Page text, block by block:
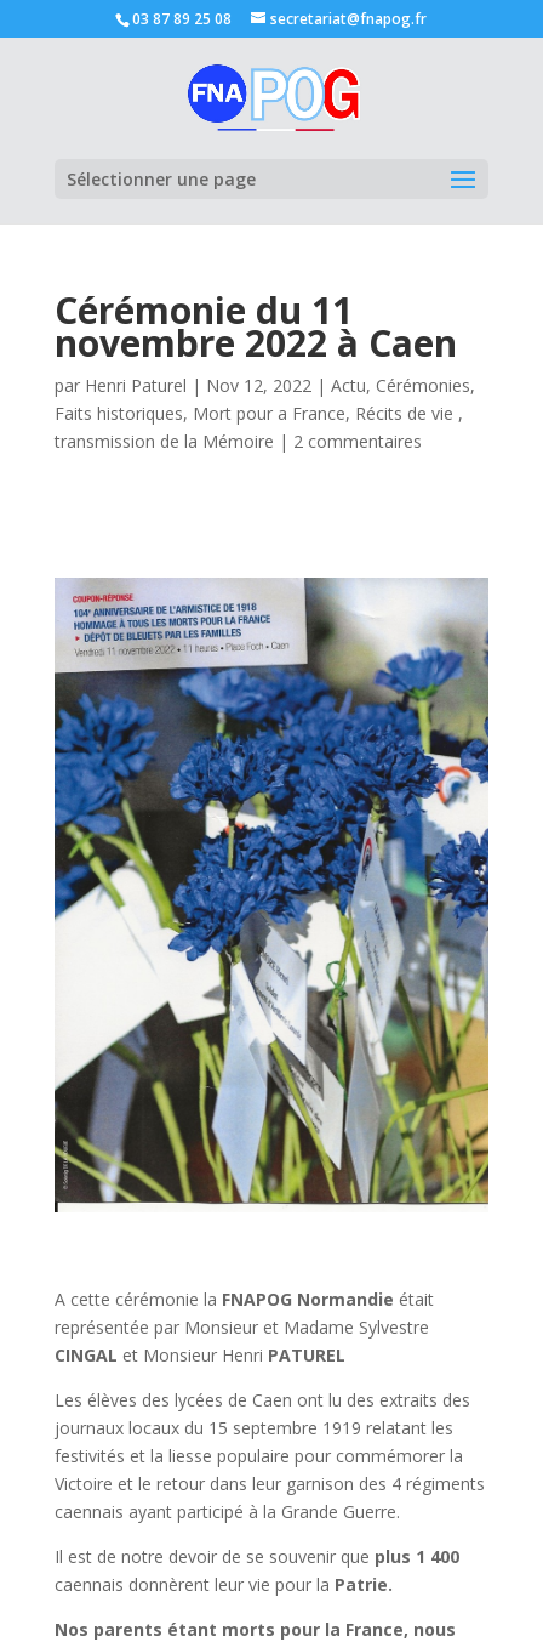
03 87 89 25 08 secretariat@fnapog.fr
Sélectionner une page
Cérémonie du 11
novembre 2022 à Caen
par Henri Paturel | Nov 12, 2022| Actu, Cérémonies,
Faits historiques, Mort pour a France, Récits de vie ,
transmission de la Mémoire | 2 commentaires
A cette cérémonie la FNAPOG Normandie était
représentée par Monsieur et Madame Sylvestre
CINGAL et Monsieur Henri PATUREL
Les élèves des lycées de Caen ont lu des extraits des
journaux locaux du 15 septembre 1919 relatant les
festivités et la liesse populaire pour commémorer la
Victoire et le retour dans leur garnison des 4 régiments
caennais ayant participé à la Grande Guerre.
Il est de notre devoir de se souvenir que plus 1 400
caennais donnèrent leur vie pour la Patrie.
Nos parents étant morts pour la France, nous